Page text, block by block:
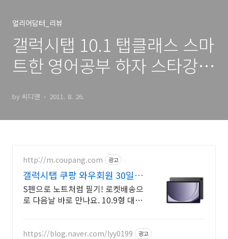
얼리어답터_리뷰
갤럭시탭 10.1 탭클래스 스마
트한 영어공부 하자 스타강사
by 씨디맨 2011. 8. 26.
http://m.coupang.com 광고
갤럭시탭 쿠팡 와우회원 30일
반품
S펜으로 노트처럼 필기! 로켓배송으
로 다음날 바로 만나요. 10.9형 대화
https://blog.naver.com/lyy0199 광고